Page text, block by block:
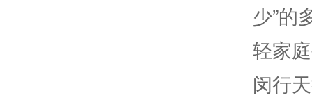
少”的
轻家
闵行